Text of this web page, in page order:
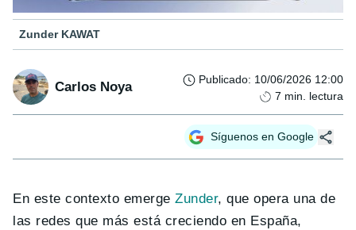
Zunder KAWAT
Carlos Noya Publicado: 10/06/2026 12:00
7 min. lectura
Síguenos en Google
En este contexto emergeZunder, que opera una de
las redes que más está creciendo en España,